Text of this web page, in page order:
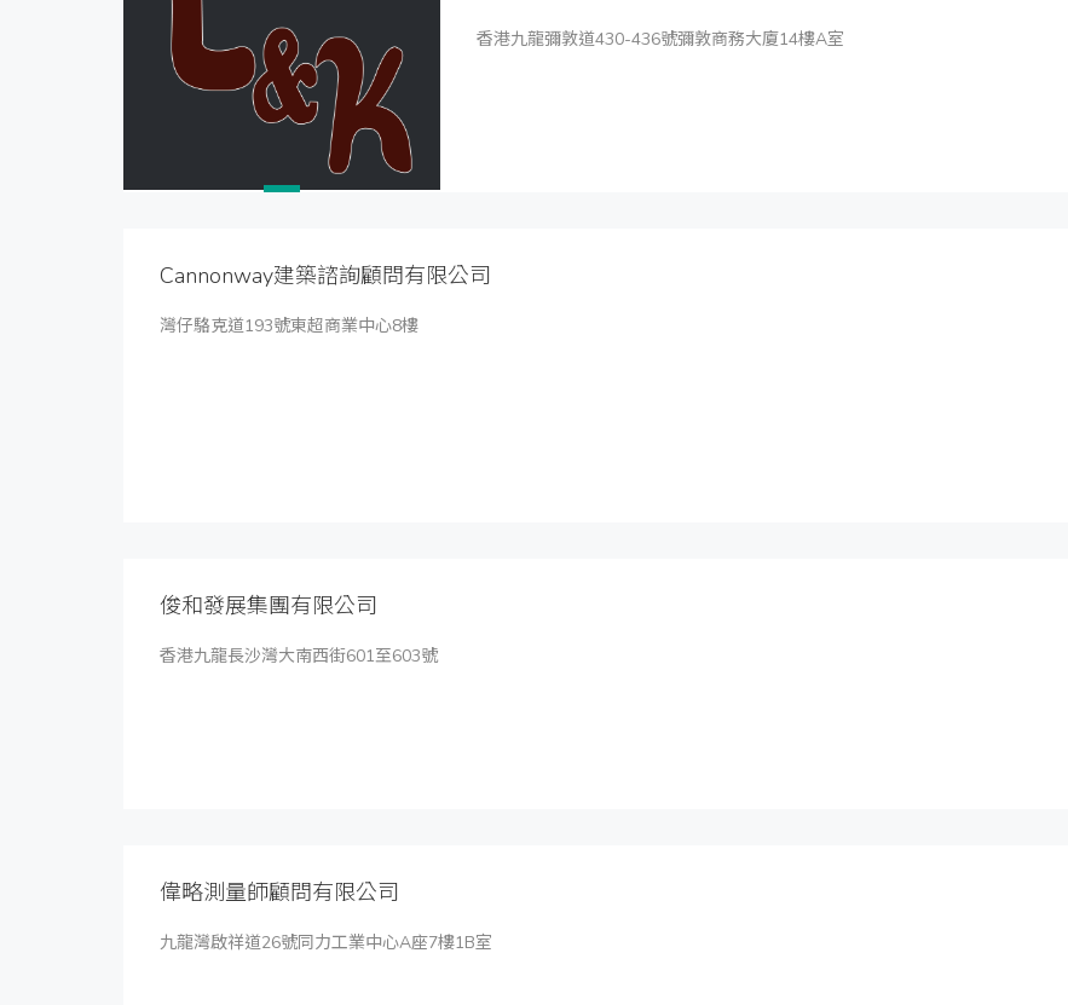
香港九龍彌敦道430-436號彌敦商務大廈14樓A室
Cannonway建築諮詢顧問有限公司
灣仔駱克道193號東超商業中心8樓
俊和發展集團有限公司
香港九龍長沙灣大南西街601至603號
偉略測量師顧問有限公司
九龍灣啟祥道26號同力工業中心A座7樓1B室